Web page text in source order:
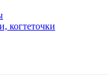
когтеточки